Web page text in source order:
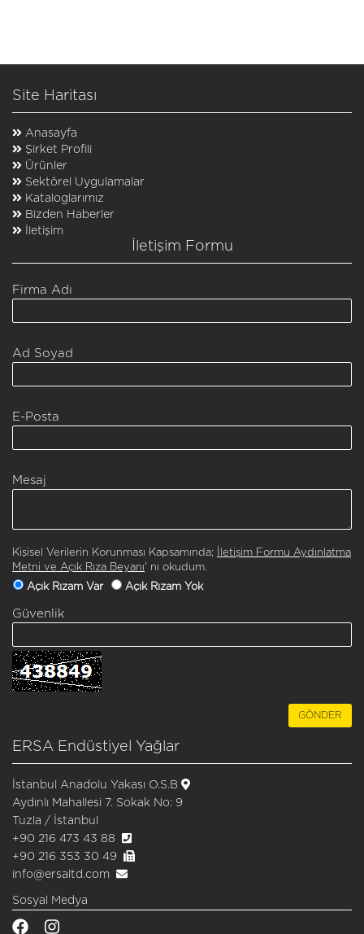
Site Haritası
Anasayfa
Şirket Profili
Ürünler
Sektörel Uygulamalar
Kataloglarımız
Bizden Haberler
İletişim
İletişim Formu
Firma Adı
Ad Soyad
E-Posta
Mesaj
Kişisel Verilerin Korunması Kapsamında;
İletişim Formu Aydınlatma
Metni ve Açık Rıza Beyanı' nı okudum.
Açık Rızam Var
Açık Rızam Yok
Güvenlik
ERSA Endüstiyel Yağlar
İstanbul Anadolu Yakası O.S.B
Aydınlı Mahallesi 7. Sokak No: 9
Tuzla / İstanbul
+90 216 473 43 88
+90 216 353 30 49
info@ersaltd.com
Sosyal Medya